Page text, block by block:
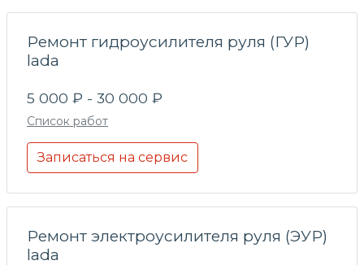
Ремонт гидроусилителя руля (ГУР)
lada
5 000 ₽ - 30 000 ₽
Список работ
Записаться на сервис
Ремонт электроусилителя руля (ЭУР)
lada